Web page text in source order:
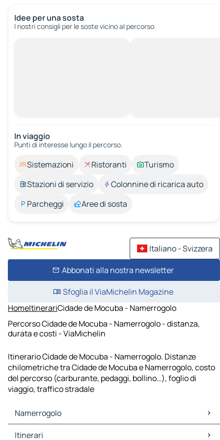
Idee per una sosta
I nostri consigli per le soste vicino al percorso.
In viaggio
Punti di interesse lungo il percorso.
Sistemazioni Ristoranti
Turismo
Stazioni di servizio
Colonnine di ricarica auto
Parcheggi
Aree di sosta
Italiano - Svizzera
Abbonati alla nostra newsletter
Sfoglia il ViaMichelin Magazine
HomeItinerariCidade de Mocuba - Namerrogolo
Percorso Cidade de Mocuba - Namerrogolo - distanza,
durata e costi - ViaMichelin
Itinerario Cidade de Mocuba - Namerrogolo. Distanze
chilometriche tra Cidade de Mocuba e Namerrogolo, costo
del percorso (carburante, pedaggi, bollino…), foglio di
viaggio, traffico stradale
Namerrogolo
Namerrogolo Mappe Piantine
Itinerari